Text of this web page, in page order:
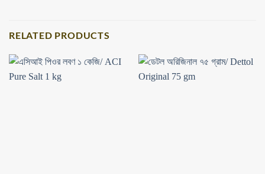
RELATED PRODUCTS